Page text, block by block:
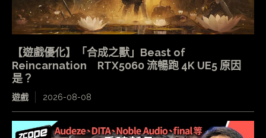
【遊戲優化】「合成之獸」Beast of
Reincarnation RTX5060 流暢跑 4K UE5 原因
是？
遊戲 2026-08-08